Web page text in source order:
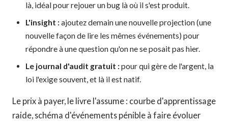
là, idéal pour rejouer un bug là où il s'est produit.
L'insight :ajoutez demain une nouvelle projection (une
nouvelle façon de lire les mêmes événements) pour
répondre à une question qu'on ne se posait pas hier.
Le journal d'audit gratuit :pour qui gère de l'argent, la
loi l'exige souvent, et là il est natif.
Le prix à payer, le livre l'assume : courbe d'apprentissage
raide, schéma d'événements pénible à faire évoluer